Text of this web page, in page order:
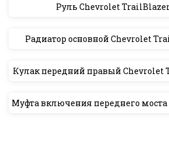
Руль Chevrolet TrailBlazer
Радиатор основной Chevrolet
Кулак передний правый Chevrolet
Муфта включения переднего